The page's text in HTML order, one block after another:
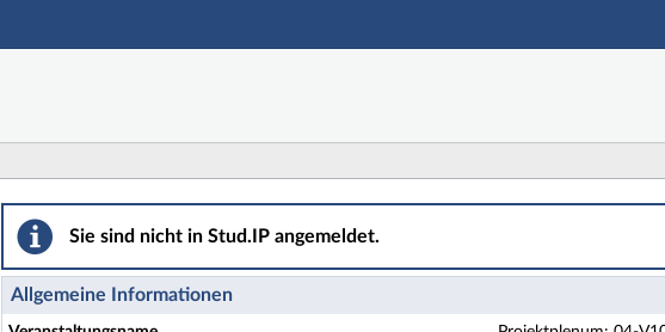
Hauptnavigation
Projektplenum: 04-V10-5-PM-ING-2459 Verfahrenstechnik der
Sie sind nicht in Stud.IP angemeldet.
Allgemeine Informationen